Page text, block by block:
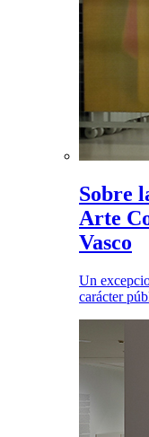
Sobre
Arte
Vasco
Un
carácter